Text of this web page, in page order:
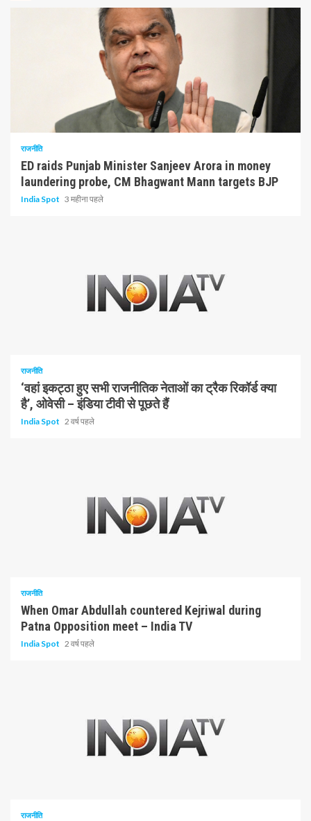
राजनीति
ED raids Punjab Minister Sanjeev Arora in money
laundering probe, CM Bhagwant Mann targets BJP
India Spot 3 महीना पहले
राजनीति
‘वहां इकट्ठा हुए सभी राजनीतिक नेताओं का ट्रैक रिकॉर्ड क्या
है’, ओवेसी – इंडिया टीवी से पूछते हैं
India Spot 2 वर्ष पहले
राजनीति
When Omar Abdullah countered Kejriwal during
Patna Opposition meet – India TV
India Spot 2 वर्ष पहले
राजनीति